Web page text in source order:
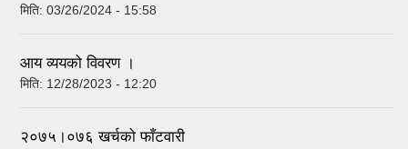
मिति: 03/26/2024 - 15:58
आय व्ययको विवरण ।
मिति: 12/28/2023 - 12:20
२०७५।०७६ खर्चकाे फाँटवारी